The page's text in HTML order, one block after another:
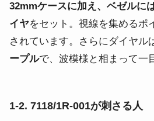
32mmケースに加え、ベゼルに
イヤをセット。視線を集めるポ
されています。さらにダイヤル
ープルで、波模様と相まって一
1-2. 7118/1R-001が刺さる人